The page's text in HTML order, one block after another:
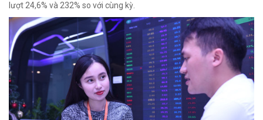
lượt 24,6% và 232% so với cùng kỳ.